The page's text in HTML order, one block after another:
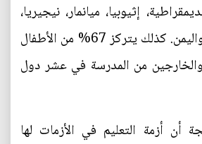
إثيوبيا، ميانمار، نيجيريا،
باكستان، السودان، واليمن. كذلك يتركز 67% من الأطفال
والخارجين من المدرسة في عشر دول
أن أزمة التعليم في الأزمات لها